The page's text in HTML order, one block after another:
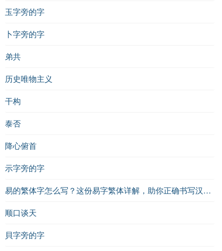
玉字旁的字
卜字旁的字
弟共
历史唯物主义
干构
泰否
降心俯首
示字旁的字
易的繁体字怎么写？这份易字繁体详解，助你正确书写汉字_汉字繁体学习
顺口谈天
貝字旁的字